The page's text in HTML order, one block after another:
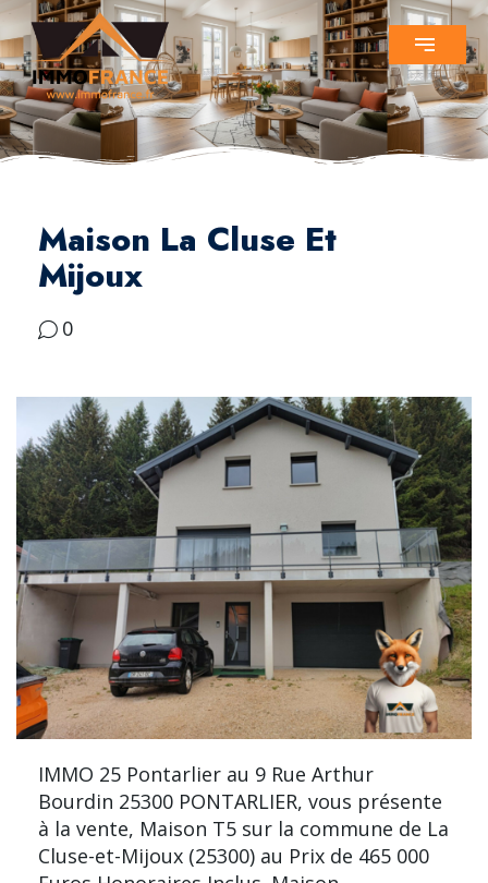
Maison La Cluse Et
Mijoux
0
IMMO 25 Pontarlier au 9 Rue Arthur
Bourdin 25300 PONTARLIER, vous présente
à la vente, Maison T5 sur la commune de La
Cluse-et-Mijoux (25300) au Prix de 465 000